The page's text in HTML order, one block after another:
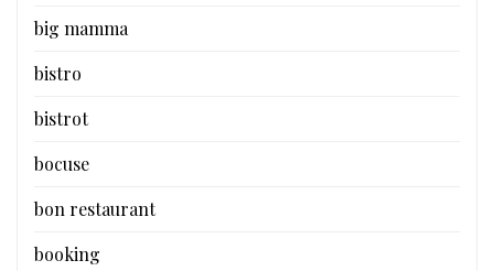
big mamma
bistro
bistrot
bocuse
bon restaurant
booking